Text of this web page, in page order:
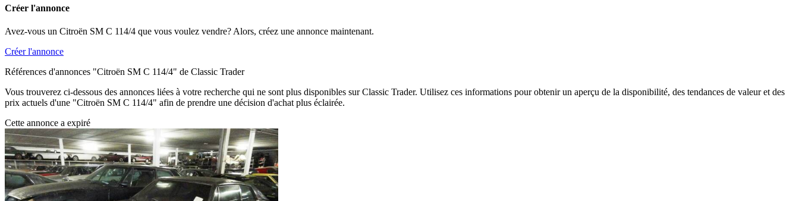
Créer l'annonce
Avez-vous un Citroën SM C 114/4 que vous voulez vendre? Alors, créez une annonce maintenant.
Créer l'annonce
Références d'annonces "Citroën SM C 114/4" de Classic Trader
Vous trouverez ci-dessous des annonces liées à votre recherche qui ne sont plus disponibles sur Classic Trader. Utilisez ces informations pour obtenir un aperçu de la disponibilité, des tendances de valeur et des
prix actuels d'une "Citroën SM C 114/4" afin de prendre une décision d'achat plus éclairée.
Cette annonce a expiré